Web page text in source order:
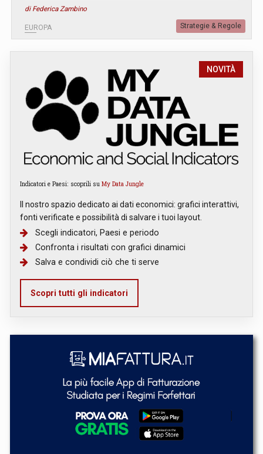
di Federica Zambino
EUROPA Strategie & Regole
NOVITÀ
Indicatori e Paesi: scoprili su My Data Jungle
Il nostro spazio dedicato ai dati economici: grafici interattivi,
fonti verificate e possibilità di salvare i tuoi layout.
Scegli indicatori, Paesi e periodo
Confronta i risultati con grafici dinamici
Salva e condividi ciò che ti serve
Scopri tutti gli indicatori